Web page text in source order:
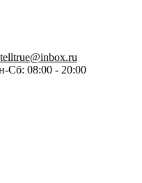
telltrue@inbox.ru
Сб: 08:00 - 20:00